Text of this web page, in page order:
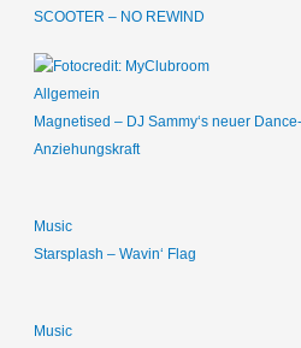
SCOOTER – NO REWIND
Allgemein
Magnetised – DJ Sammy‘s neuer
Anziehungskraft
Music
Starsplash – Wavin‘ Flag
Music